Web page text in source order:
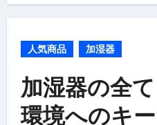
人気商品 加湿器
加湿器の全
環境へのキ